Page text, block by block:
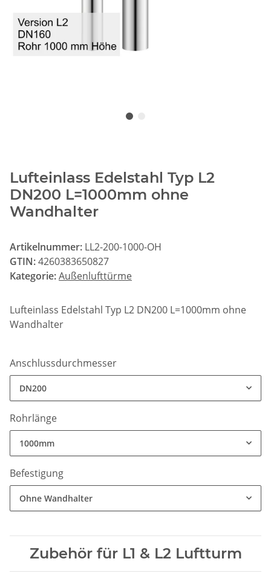
Lufteinlass Edelstahl Typ L2
DN200 L=1000mm ohne
Wandhalter
Artikelnummer: LL2-200-1000-OH
GTIN:4260383650827
Kategorie:Außenlufttürme
Lufteinlass Edelstahl Typ L2 DN200 L=1000mm ohne
Wandhalter
Anschlussdurchmesser
DN200
Rohrlänge
1000mm
Befestigung
Ohne Wandhalter
Zubehör für L1 & L2 Luftturm